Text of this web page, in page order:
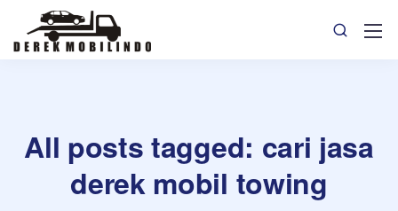
All posts tagged: cari jasa
derek mobil towing